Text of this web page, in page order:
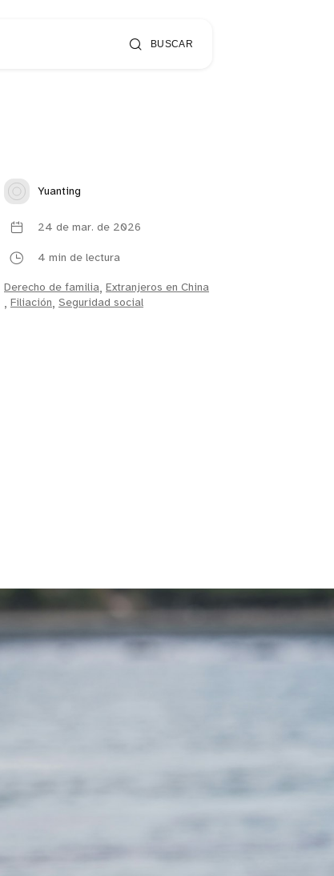
BUSCAR
Yuanting
24 de mar. de 2026
4 min de lectura
Derecho de familia, Extranjeros en China
, Filiación, Seguridad social